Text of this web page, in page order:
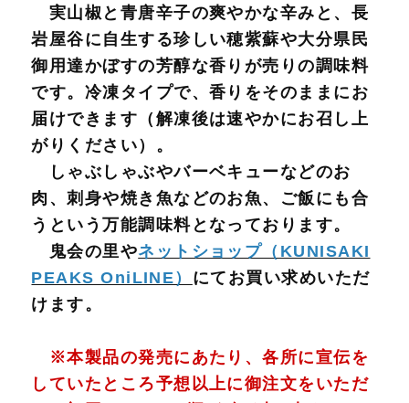
実山椒と青唐辛子の爽やかな辛みと、長
岩屋谷に自生する珍しい穂紫蘇や大分県民
御用達かぼすの芳醇な香りが売りの調味料
です。冷凍タイプで、香りをそのままにお
届けできます（解凍後は速やかにお召し上
がりください）。
しゃぶしゃぶやバーベキューなどのお
肉、刺身や焼き魚などのお魚、ご飯にも合
うという万能調味料となっております。
鬼会の里やネットショップ（KUNISAKI
PEAKS OniLINE） にてお買い求めいただ
けます。
※本製品の発売にあたり、各所に宣伝を
していたところ予想以上に御注文をいただ